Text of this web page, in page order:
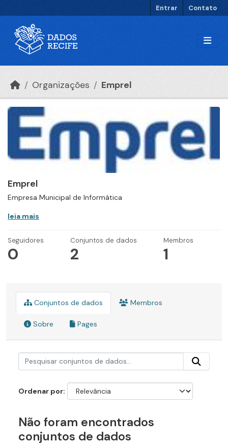
Entrar Contato
Organizações Emprel
Emprel
Empresa Municipal de Informática
leia mais
Seguidores
0
Conjuntos de dados
2
Membros
1
Conjuntos de dados Membros
Sobre Pages
Ordenar por
Não foram encontrados
conjuntos de dados